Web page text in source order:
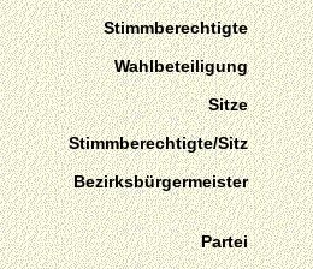
Stimmberechtigte
Wahlbeteiligung
Sitze
Stimmberechtigte/Sitz
Bezirksbürgermeister
Partei